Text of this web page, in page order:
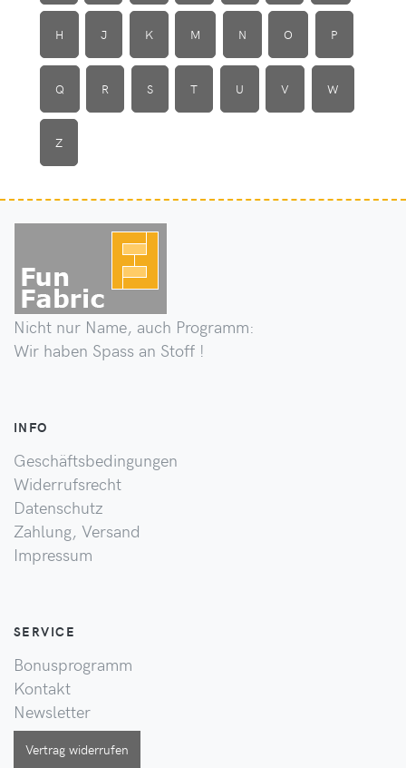
H J K M N O P
Q R S T U V W
Z
Nicht nur Name, auch Programm:
Wir haben Spass an Stoff !
INFO
Geschäftsbedingungen
Widerrufsrecht
Datenschutz
Zahlung, Versand
Impressum
SERVICE
Bonusprogramm
Kontakt
Newsletter
Vertrag widerrufen